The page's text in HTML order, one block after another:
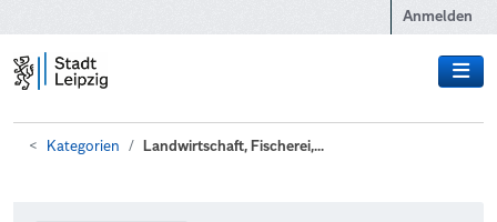
Anmelden
Kategorien Landwirtschaft, Fischerei,...